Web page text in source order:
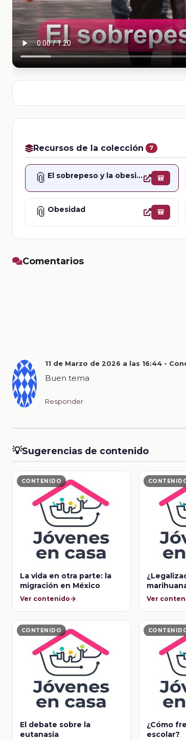
Recursos de la colección 7
📎 El sobrepeso y la obesidad 🎒
📎 Obesidad 🎒
Comentarios
11 de Marzo de 2026 a las 16:44 -
Buen tema
Responder
💡Sugerencias de contenido
CONTENIDO
La vida en otra parte: la
migración en México
Ver contenido Ver
CONTENIDO
El debate sobre la
eutanasia
¿Cómo
escolar?